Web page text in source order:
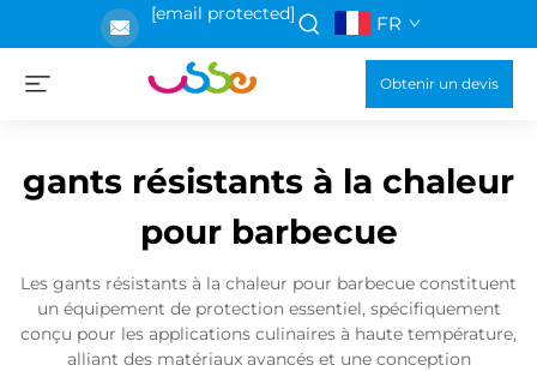
[email protected] FR
Obtenir un devis
gants résistants à la chaleur
pour barbecue
Les gants résistants à la chaleur pour barbecue constituent
un équipement de protection essentiel, spécifiquement
conçu pour les applications culinaires à haute température,
alliant des matériaux avancés et une conception